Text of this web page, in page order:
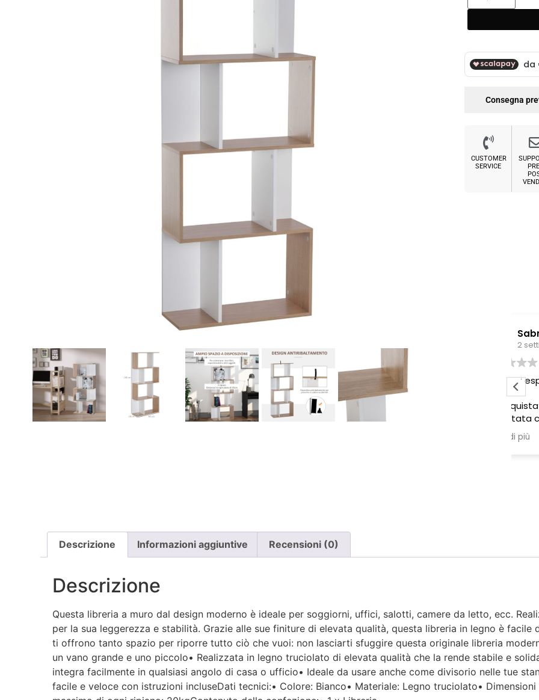
Consegna
CUSTOMER
SERVICE
Pessima esperienza.
Ho acquistato due poltrone, ma
ne è stata consegnata soltanto
stato comunicato che erano in
corriere. Da allora nessun
Per un'azienda che vende
esclusivamente online, mi
aspettavo un servizio clienti molto
più efficiente. L'assistenza è
disponibile solo in fasce orarie
molto limitate e, nel mio caso, la
gestione del post-vendita è stata
Descrizione Informazioni aggiuntive Recensioni (0)
Descrizione
Questa libreria a muro dal design moderno è ideale per soggiorni, uffici, salotti, camere da letto, ecc.
per la sua leggerezza e stabilità. Grazie alle sue finiture di elevata qualità, questa libreria in legno è
ti offrono tanto spazio per riporre tutto ciò che vuoi: non lasciarti sfuggire questa originale libreria
un vano grande e uno piccolo• Realizzata in legno truciolato di elevata qualità che la rende stabile e
integra facilmente in qualsiasi angolo di casa o ufficio• Ideale da usare anche come divisorio nelle tue
facile e veloce con istruzioni incluseDati tecnici:• Colore: Bianco• Materiale: Legno truciolato•